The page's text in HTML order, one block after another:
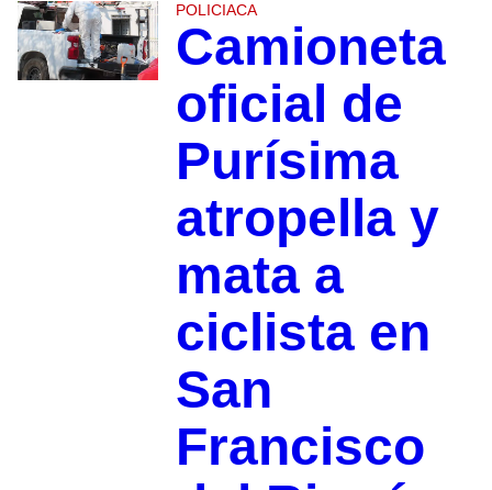
POLICIACA
Camioneta
oficial de
Purísima
atropella y
mata a
ciclista en
San
Francisco